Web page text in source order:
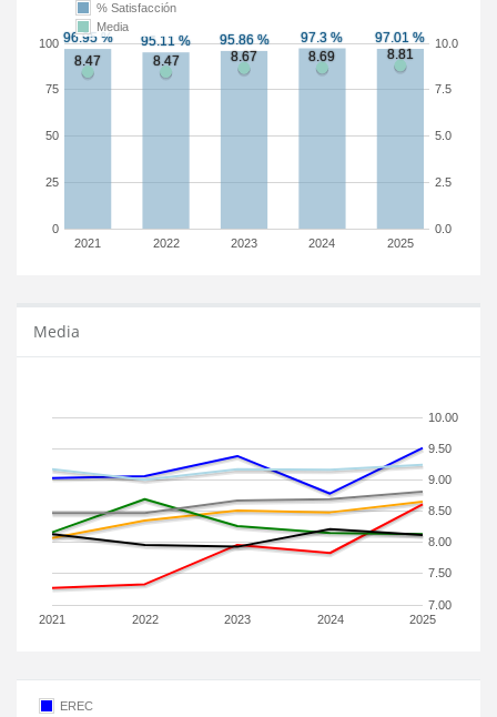
2021 2022 2023 2024 2025
0
25
50
75
100
0.0
2.5
5.0
7.5
10.0
% Satisfacción
Media
Media
2021 2022 2023 2024 2025
7.00
7.50
8.00
8.50
9.00
9.50
10.00
EREC